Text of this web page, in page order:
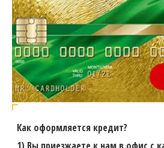
Как оформляется кредит?